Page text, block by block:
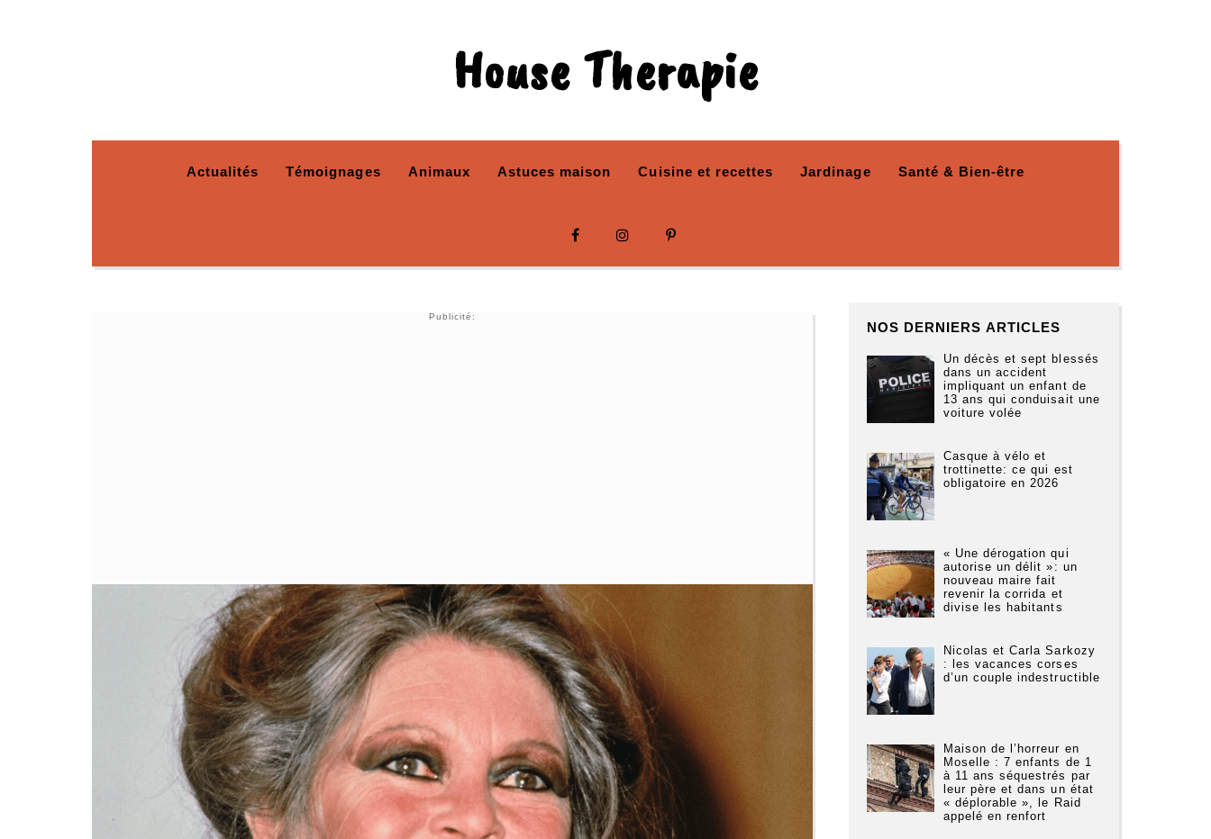
House Therapie
Actualités Témoignages Animaux Astuces maison Cuisine et recettes Jardinage Santé & Bien-être
Publicité:
NOS DERNIERS ARTICLES
Un décès et sept blessés
dans un accident
impliquant un enfant de
13 ans qui conduisait une
voiture volée
Casque à vélo et
trottinette: ce qui est
obligatoire en 2026
« Une dérogation qui
autorise un délit »: un
nouveau maire fait
revenir la corrida et
divise les habitants
Nicolas et Carla Sarkozy
: les vacances corses
d’un couple indestructible
Maison de l’horreur en
Moselle : 7 enfants de 1
à 11 ans séquestrés par
leur père et dans un état
« déplorable », le Raid
appelé en renfort